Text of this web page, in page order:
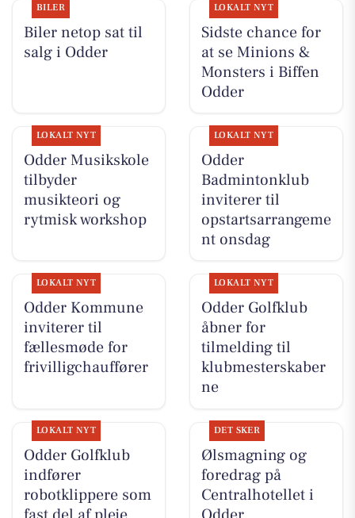
BILER
Biler netop sat til
salg i Odder
LOKALT NYT
Sidste chance for
at se Minions &
Monsters i Biffen
Odder
LOKALT NYT
Odder Musikskole
tilbyder
musikteori og
rytmisk workshop
LOKALT NYT
Odder
Badmintonklub
inviterer til
opstartsarrangeme
nt onsdag
LOKALT NYT
Odder Kommune
inviterer til
fællesmøde for
frivilligchauffører
LOKALT NYT
Odder Golfklub
åbner for
tilmelding til
klubmesterskaber
ne
LOKALT NYT
Odder Golfklub
indfører
robotklippere som
DET SKER
Ølsmagning og
foredrag på
Centralhotellet i